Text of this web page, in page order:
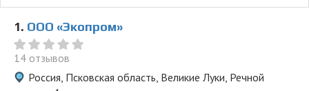
1. ООО «Экопром»
14 отзывов
Россия, Псковская область, Великие Луки, Речной